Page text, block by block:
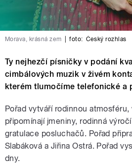
Morava, krásná zem foto: Český rozhlas
Ty nejhezčí písničky v podání
cimbálových muzik v živém
kterém tlumočíme telefonické a
Pořad vytváří rodinnou
připomínají jmeniny, rodinná
gratulace posluchačů. Pořad
Slabáková a Jiřina Ostrá. Pořad
dny.